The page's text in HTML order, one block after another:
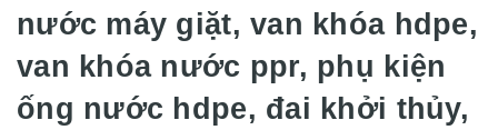
nước máy giặt, van khóa hdpe,
van khóa nước ppr, phụ kiện
ống nước hdpe, đai khởi thủy,